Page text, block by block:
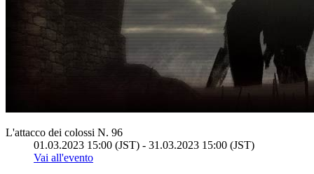
L'attacco dei colossi N. 96
01.03.2023 15:00 (JST) - 31.03.2023 15:00 (JST)
Vai all'evento